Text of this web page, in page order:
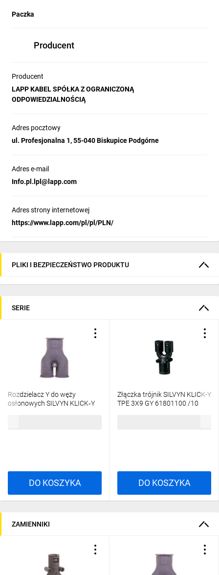
Paczka
Producent
Producent
LAPP KABEL SPÓŁKA Z OGRANICZONĄ
ODPOWIEDZIALNOŚCIĄ
Adres pocztowy
ul. Profesjonalna 1, 55-040 Biskupice Podgórne
Adres e-mail
Info.pl.lpl@lapp.com
Adres strony internetowej
https://www.lapp.com/pl/pl/PLN/
PLIKI I BEZPIECZEŃSTWO PRODUKTU
SERIE
Rozdzielacz Y do węży
osłonowych SILVYN KLICK‑Y
DO KOSZYKA
Złączka trójnik SILVYN KLICK-Y
TPE 3X9 GY 61801100 /10
DO KOSZYKA
ZAMIENNIKI